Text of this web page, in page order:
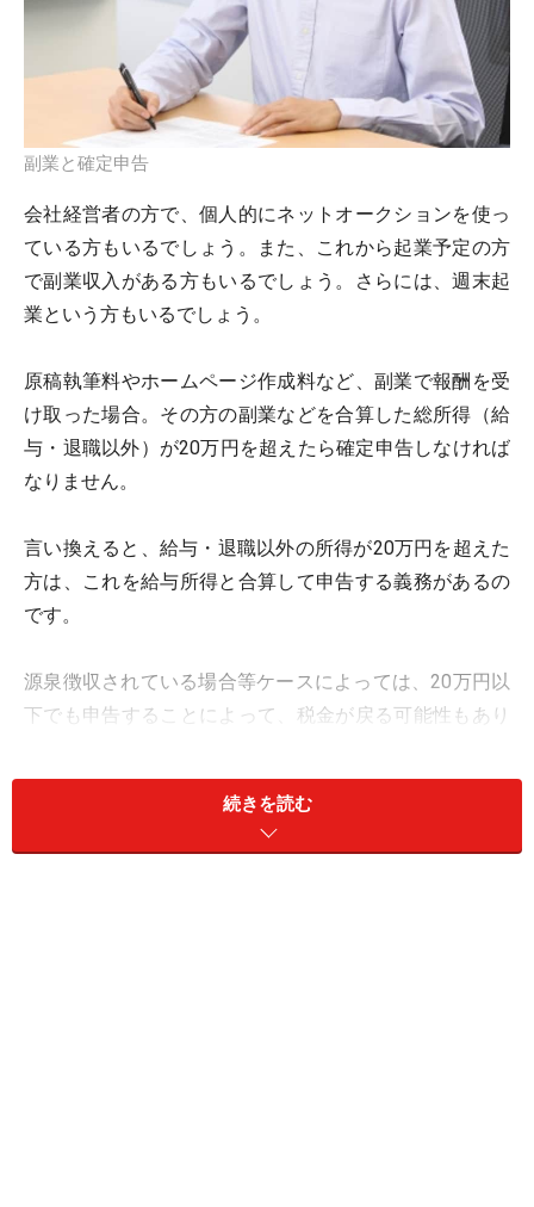
副業と確定申告
会社経営者の方で、個人的にネットオークションを使っ
ている方もいるでしょう。また、これから起業予定の方
で副業収入がある方もいるでしょう。さらには、週末起
業という方もいるでしょう。
原稿執筆料やホームページ作成料など、副業で報酬を受
け取った場合。その方の副業などを合算した総所得（給
与・退職以外）が20万円を超えたら確定申告しなければ
なりません。
言い換えると、給与・退職以外の所得が20万円を超えた
方は、これを給与所得と合算して申告する義務があるの
です。
源泉徴収されている場合等ケースによっては、20万円以
下でも申告することによって、税金が戻る可能性もあり
還付金がもらえるかも…確定申告で税金が
続きを読む